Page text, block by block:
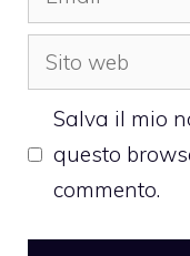
Sito
web
Salva il mio
questo
commento.